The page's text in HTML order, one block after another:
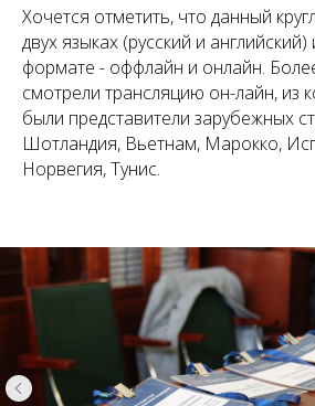
Хочется отметить, что данный
двух языках (русский и
формате - оффлайн и онлайн.
смотрели трансляцию он-лайн, из
были представители зарубежных
Шотландия, Вьетнам, Марокко,
Норвегия, Тунис.